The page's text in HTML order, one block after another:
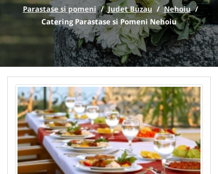
Parastase si pomeni / Judet Buzau / Nehoiu /
Catering Parastase si Pomeni Nehoiu